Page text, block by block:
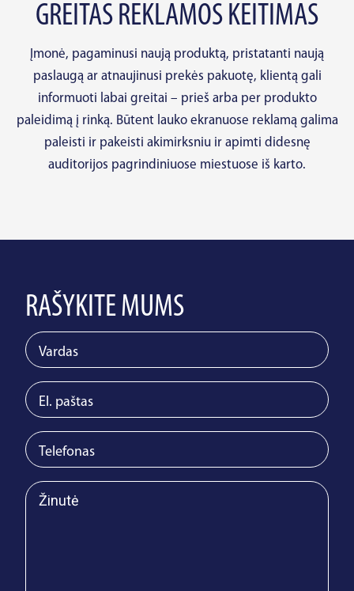
GREITAS REKLAMOS KEITIMAS
Įmonė, pagaminusi naują produktą, pristatanti naują
paslaugą ar atnaujinusi prekės pakuotę, klientą gali
informuoti labai greitai – prieš arba per produkto
paleidimą į rinką. Būtent lauko ekranuose reklamą galima
paleisti ir pakeisti akimirksniu ir apimti didesnę
auditorijos pagrindiniuose miestuose iš karto.
RAŠYKITE MUMS